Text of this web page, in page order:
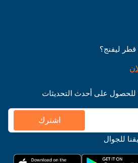
ليفنج؟
للحصول على أحدث التحديثات
اشترك
للجوال